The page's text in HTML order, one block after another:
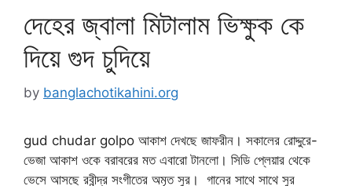
দেহের জ্বালা মিটালাম ভিক্ষুক কে
দিয়ে গুদ চুদিয়ে
by banglachotikahini.org
gud chudar golpo আকাশ দেখছে জাফরীন। সকালের রোদ্দুরে-
ভেজা আকাশ ওকে বরাবরের মত এবারো টানলো। সিডি প্লেয়ার থেকে
ভেসে আসছে রবীন্দ্র সংগীতের অমৃত সুর। গানের সাথে সাথে সুর